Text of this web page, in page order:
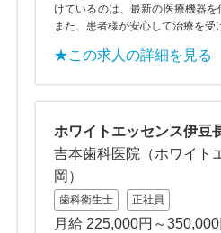
けているのは、最新の医療機器を
また、患者様が安心して治療を受
★この求人の詳細を見る
ホワイトエッセンス伊豆
吉本歯科医院（ホワイト
岡）
歯科衛生士 正社員
月給 225,000円～350,000